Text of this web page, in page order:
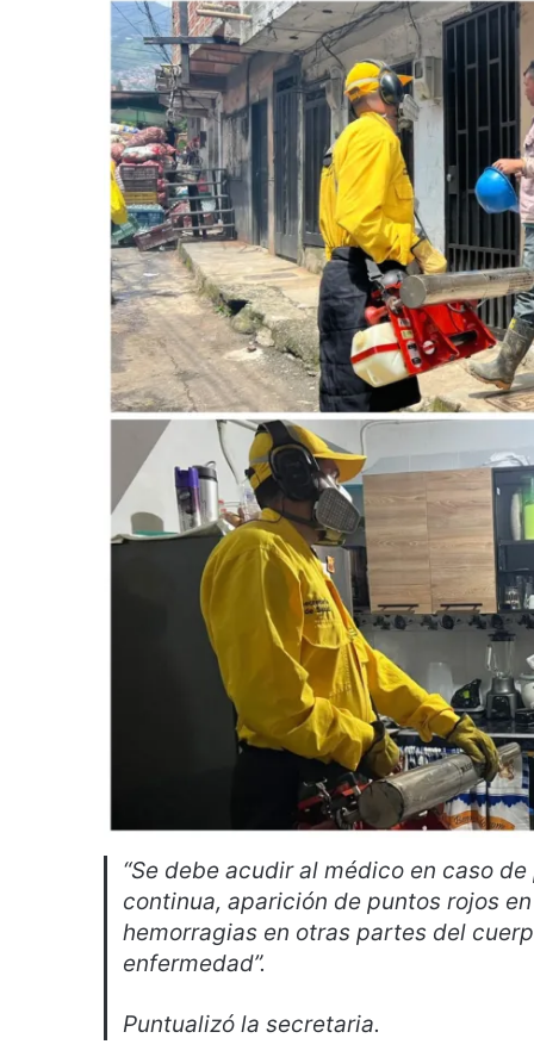
“Se debe acudir al médico en caso
continua, aparición de puntos rojos
hemorragias en otras partes del
enfermedad”.
Puntualizó la secretaria.